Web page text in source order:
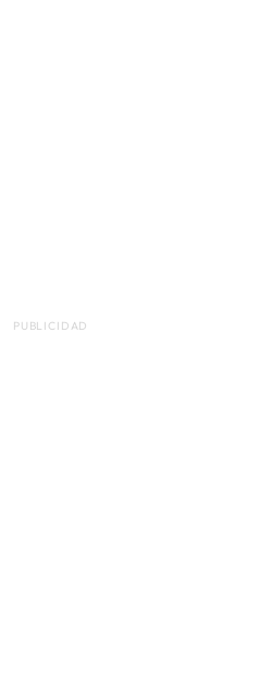
PUBLICIDAD